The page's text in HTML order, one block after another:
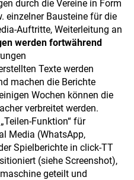
durch die Vereine in Form
einzelner Bausteine für die
Auftritte, Weiterleitung an
werden fortwährend
Texte werden
machen die Berichte
Wochen können die
verbreitet werden.
Funktion“ für
Media (WhatsApp,
Spielberichte in click-TT
(siehe Screenshot),
geteilt und